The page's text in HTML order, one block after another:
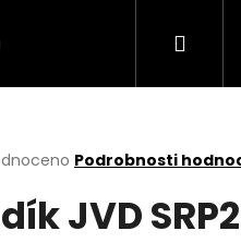
Podrobnosti
JVD